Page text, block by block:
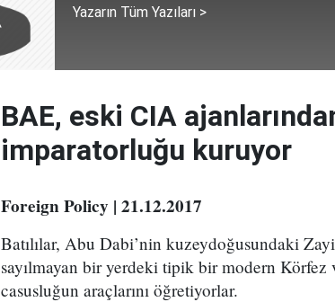
Yazarın Tüm Yazıları >
BAE, eski CIA
imparatorluğu kuruyor
Foreign Policy | 21.12.2017
Batılılar, Abu Dabi’nin kuzeydoğusundaki
sayılmayan bir yerdeki tipik bir modern Körfez
casusluğun araçlarını öğretiyorlar.